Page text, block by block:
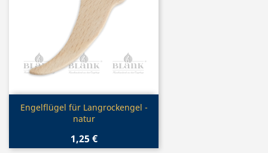
 Vorschau
Engelflügel für Langrockengel -
natur
1,25 €